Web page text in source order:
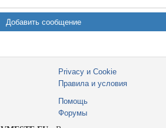
Privacy и Cookie
Правила и условия
Помощь
Форумы